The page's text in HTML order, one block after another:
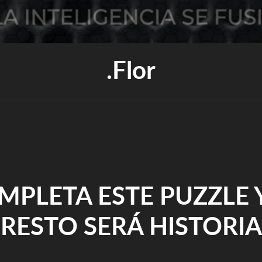
.flor
ESTE PUZZLE
RESTO SERÁ HISTORIA